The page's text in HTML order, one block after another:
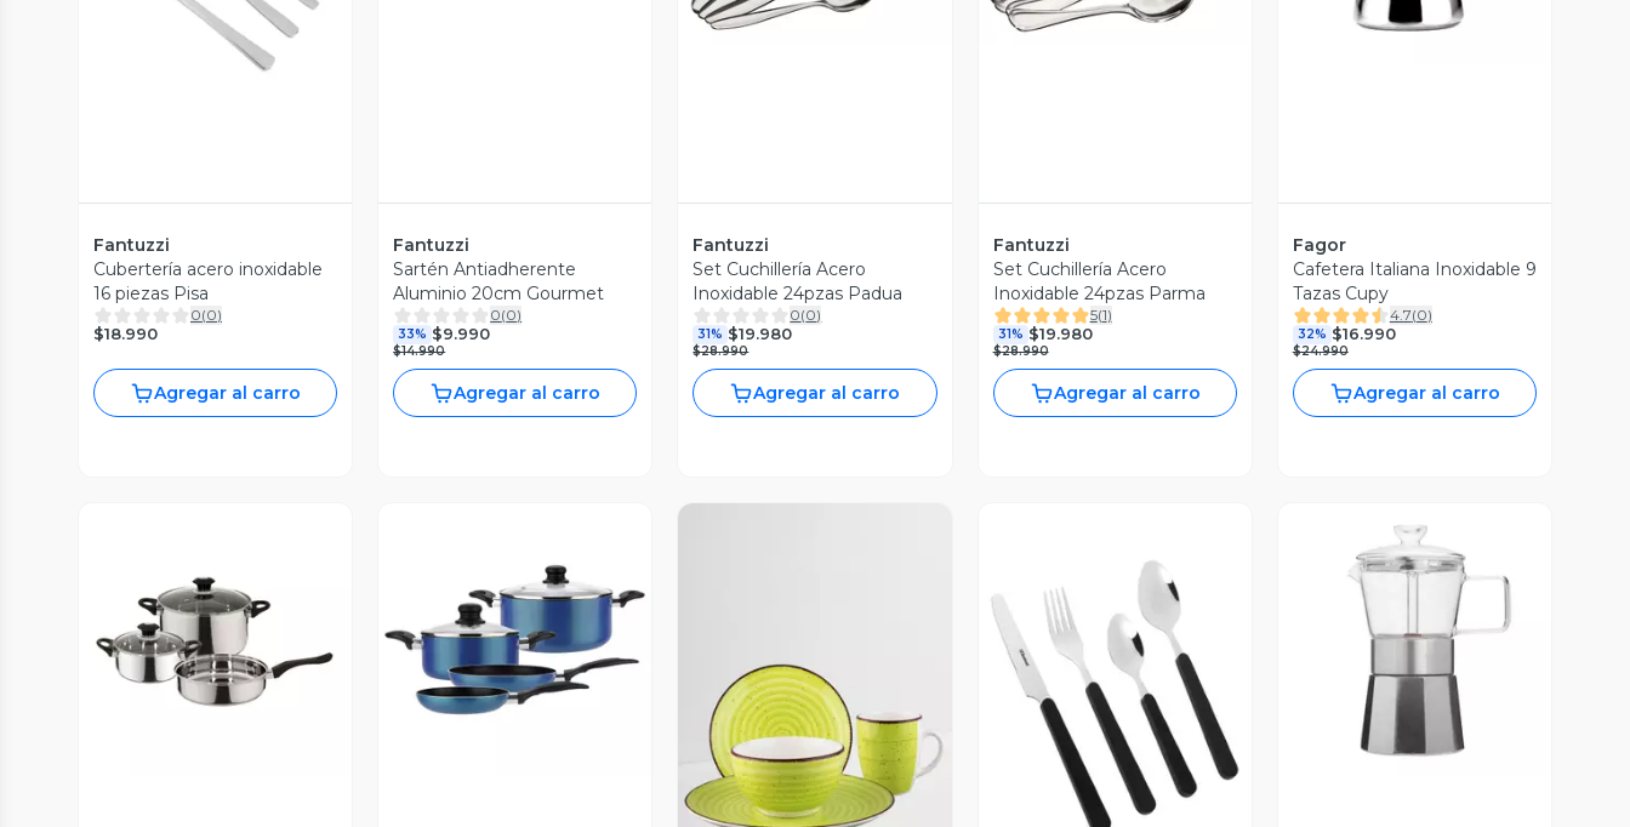
Fantuzzi
Cubertería acero inoxidable
16 piezas Pisa
0(0)
$18.990
Agregar al carro
Fantuzzi
Sartén Antiadherente
Aluminio 20cm Gourmet
0(0)
33% $9.990
$14.990
Agregar al carro
Fantuzzi
Set Cuchillería Acero
Inoxidable 24pzas Padua
0(0)
31% $19.980
$28.990
Agregar al carro
Fantuzzi
Set Cuchillería Acero
Inoxidable 24pzas Parma
5(1)
31% $19.980
$28.990
Agregar al carro
Fagor
Cafetera Italiana Inoxidable 9
Tazas Cupy
4.7(0)
32% $16.990
$24.990
Agregar al carro
Vista Previa Vista Previa
Vista Previa Vista Previa